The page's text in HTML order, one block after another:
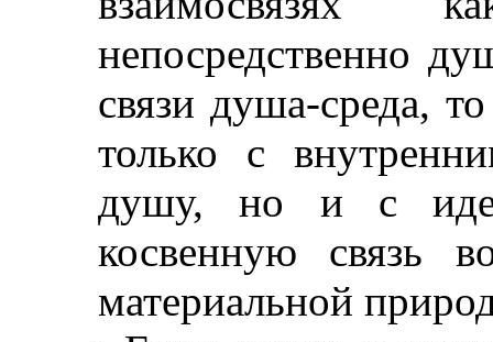
непосредственно
связи душа-среда,
только с
душу, но и с
косвенную связь
материальной